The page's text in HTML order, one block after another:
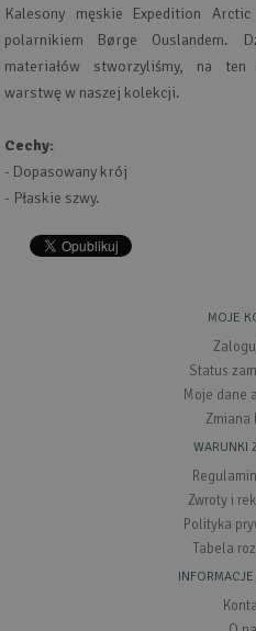
Kalesony męskie Expedition
polarnikiem Børge Ouslandem.
materiałów stworzyliśmy, na ten
warstwę w naszej kolekcji.
Cechy:
- Dopasowany krój
- Płaskie szwy.
MOJE
Status
Moje dane
Zmiana
WARUNKI
Zwroty i
Polityka
Tabela